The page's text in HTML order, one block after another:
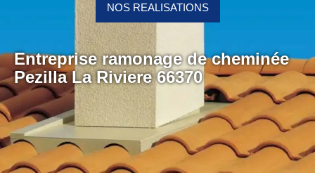
Entreprise ramonage de cheminée
Pezilla La Riviere 66370
NOS REALISATIONS